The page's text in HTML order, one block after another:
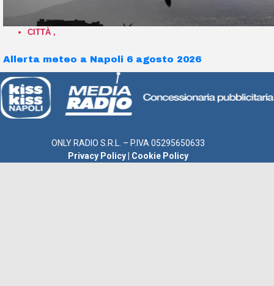
CITTÀ ,
Allerta meteo a Napoli 6 agosto 2026
ONLY RADIO S.R.L. – P.IVA 05295650633
Privacy Policy
Cookie Policy